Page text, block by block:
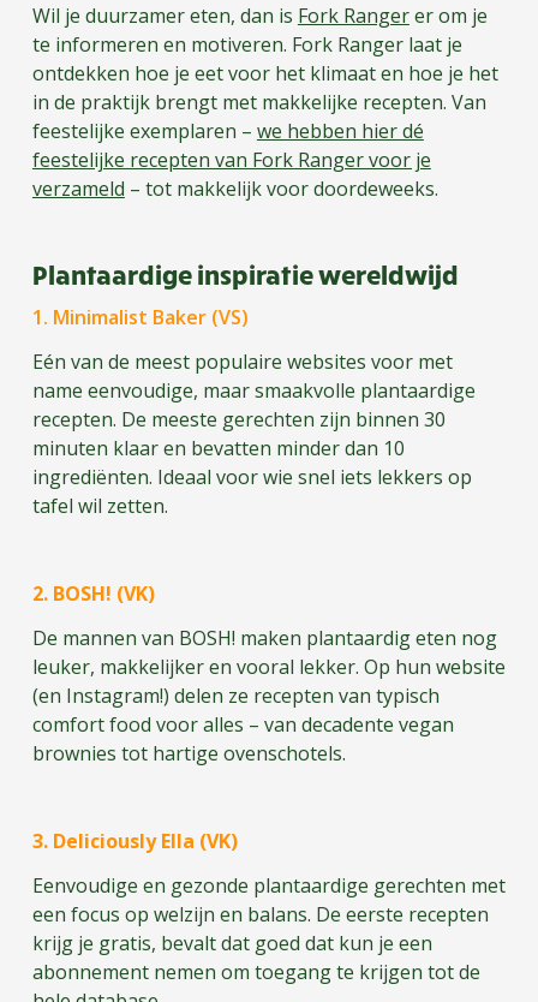
Wil je duurzamer eten, dan is Fork Rangerer om je
te informeren en motiveren. Fork Ranger laat je
ontdekken hoe je eet voor het klimaat en hoe je het
in de praktijk brengt met makkelijke recepten. Van
feestelijke exemplaren – we hebben hier dé
feestelijke recepten van Fork Ranger voor je
verzameld – tot makkelijk voor doordeweeks.
Plantaardige inspiratie wereldwijd
1. Minimalist Baker (VS)
Eén van de meest populaire websites voor met
name eenvoudige, maar smaakvolle plantaardige
recepten. De meeste gerechten zijn binnen 30
minuten klaar en bevatten minder dan 10
ingrediënten. Ideaal voor wie snel iets lekkers op
tafel wil zetten.
2. BOSH! (VK)
De mannen van BOSH! maken plantaardig eten nog
leuker, makkelijker en vooral lekker. Op hun website
(en Instagram!) delen ze recepten van typisch
comfort food voor alles – van decadente vegan
brownies tot hartige ovenschotels.
3. Deliciously Ella (VK)
Eenvoudige en gezonde plantaardige gerechten met
een focus op welzijn en balans. De eerste recepten
krijg je gratis, bevalt dat goed dat kun je een
abonnement nemen om toegang te krijgen tot de